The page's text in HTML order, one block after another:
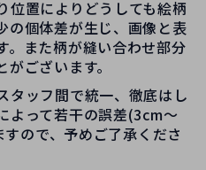
置によりどうしても絵柄
の個体差が生じ、画像と表
。また柄が縫い合わせ部分
ございます。
ッフ間で統一、徹底はし
よって若干の誤差(3cm～
ので、予めご了承くださ